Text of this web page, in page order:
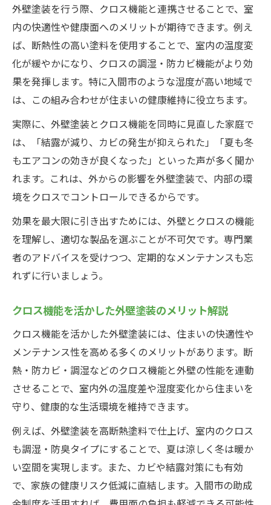
外壁塗装を行う際、クロス機能と連携させることで、室
内の快適性や健康面へのメリットが期待できます。例え
ば、断熱性の高い塗料を使用することで、室内の温度変
化が緩やかになり、クロスの調湿・防カビ機能がより効
果を発揮します。特に入間市のような湿度が高い地域で
は、この組み合わせが住まいの健康維持に役立ちます。
実際に、外壁塗装とクロス機能を同時に見直した家庭で
は、「結露が減り、カビの発生が抑えられた」「夏も冬
もエアコンの効きが良くなった」といった声が多く聞か
れます。これは、外からの影響を外壁塗装で、内部の環
境をクロスでコントロールできるからです。
効果を最大限に引き出すためには、外壁とクロスの機能
を理解し、適切な製品を選ぶことが不可欠です。専門業
者のアドバイスを受けつつ、定期的なメンテナンスも忘
れずに行いましょう。
クロス機能を活かした外壁塗装のメリット解説
クロス機能を活かした外壁塗装には、住まいの快適性や
メンテナンス性を高める多くのメリットがあります。断
熱・防カビ・調湿などのクロス機能と外壁の性能を連動
させることで、室内外の温度差や湿度変化から住まいを
守り、健康的な生活環境を維持できます。
例えば、外壁塗装を高断熱塗料で仕上げ、室内のクロス
も調湿・防臭タイプにすることで、夏は涼しく冬は暖か
い空間を実現します。また、カビや結露対策にも有効
で、家族の健康リスク低減に直結します。入間市の助成